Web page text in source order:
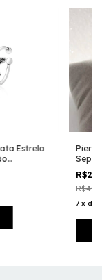
Estrela
7 x de